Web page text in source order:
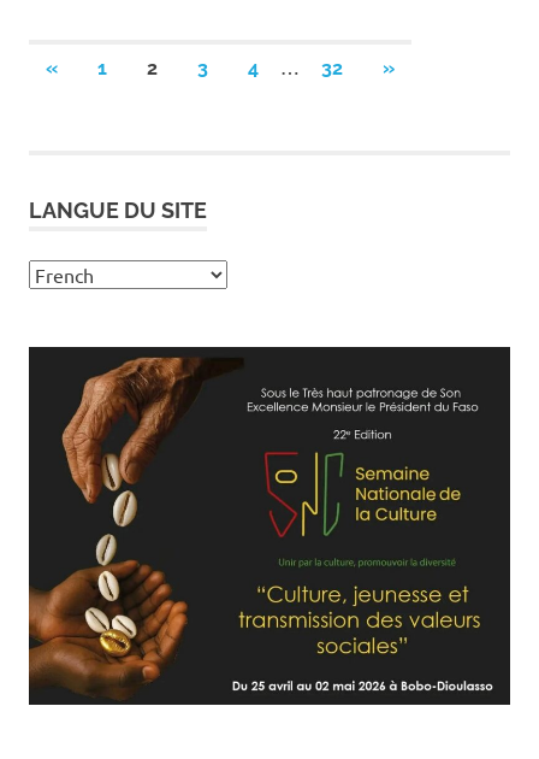
Pagination
«PREVIOUS
1 2 3 4 … 32
NEXT
»
LANGUE DU SITE